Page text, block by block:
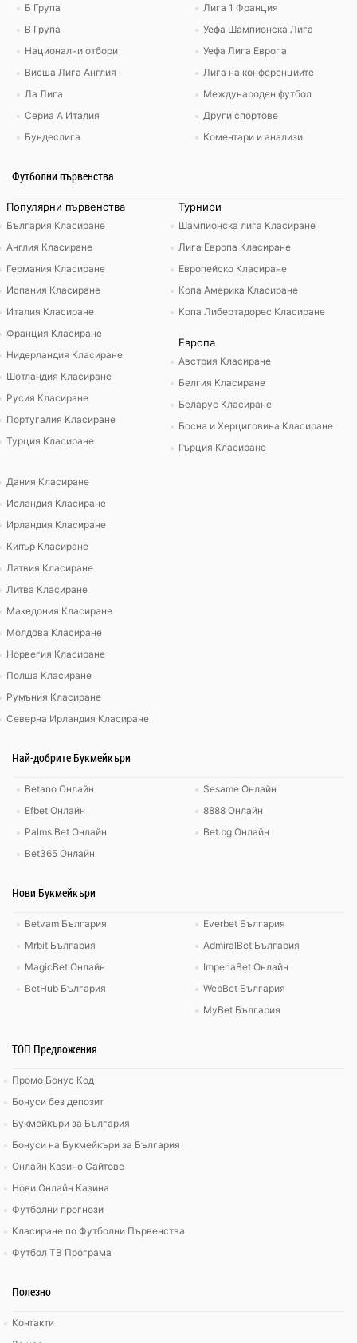
Б Група
В Група
Национални отбори
Висша Лига Англия
Ла Лига
Сериа А Италия
Бундеслига
Лига 1 Франция
Уефа Шампионска Лига
Уефа Лига Европа
Лига на конференциите
Международен футбол
Други спортове
Коментари и анализи
Футболни първенства
Популярни първенства
България Класиране
Англия Класиране
Германия Класиране
Испания Класиране
Италия Класиране
Франция Класиране
Нидерландия Класиране
Шотландия Класиране
Русия Класиране
Португалия Класиране
Турция Класиране
Турнири
Шампионска лига Класиране
Лига Европа Класиране
Европейско Класиране
Копа Америка Класиране
Копа Либертадорес Класиране
Европа
Австрия Класиране
Белгия Класиране
Беларус Класиране
Босна и Херциговина Класиране
Гърция Класиране
Дания Класиране
Исландия Класиране
Ирландия Класиране
Кипър Класиране
Латвия Класиране
Литва Класиране
Македония Класиране
Молдова Класиране
Норвегия Класиране
Полша Класиране
Румъния Класиране
Северна Ирландия Класиране
Най-добрите Букмейкъри
Betano Онлайн
Efbet Онлайн
Palms Bet Онлайн
Bet365 Онлайн
Sesame Онлайн
8888 Онлайн
Bet.bg Онлайн
Нови Букмейкъри
Betvam България
Mrbit България
MagicBet Онлайн
BetHub България
Everbet България
AdmiralBet България
ImperiaBet Онлайн
WebBet България
MyBet България
ТОП Предложения
Промо Бонус Код
Бонуси без депозит
Букмейкъри за България
Бонуси на Букмейкъри за България
Онлайн Казино Сайтове
Нови Онлайн Казина
Футболни прогнози
Класиране по Футболни Първенства
Футбол ТВ Програма
Полезно
Контакти